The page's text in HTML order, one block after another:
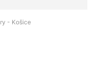
- Košice